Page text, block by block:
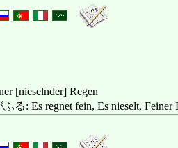
[nieselnder] Regen
る: Es regnet fein, Es nieselt, Feiner